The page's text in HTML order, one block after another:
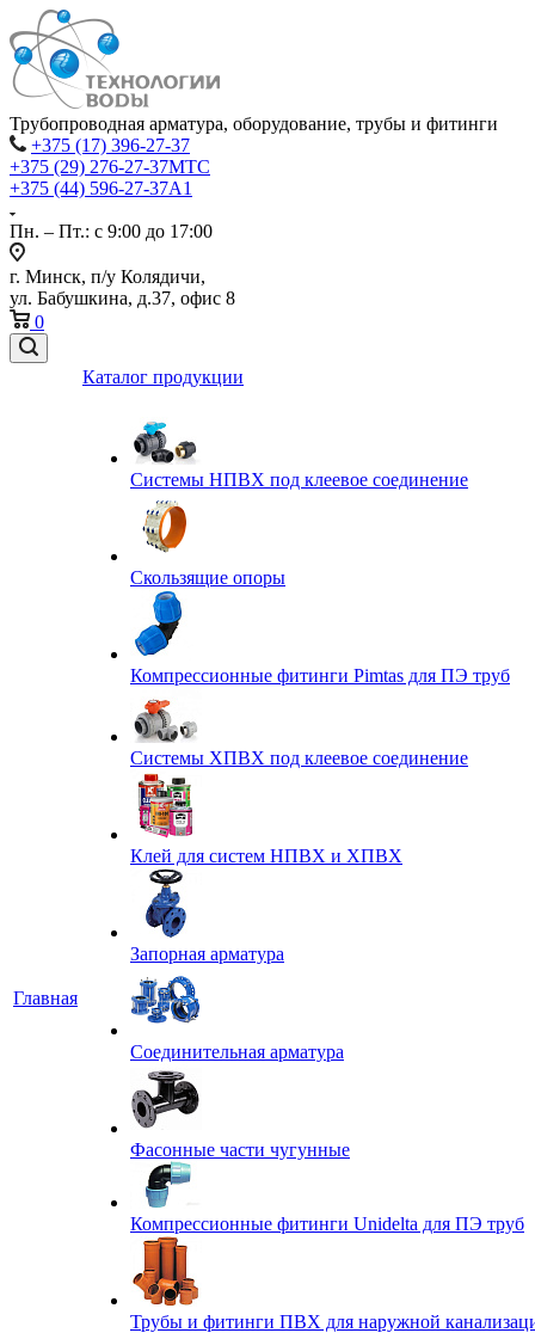
Трубопроводная арматура, оборудование, трубы и фитинги
+375 (17) 396-27-37
+375 (29) 276-27-37МТС
+375 (44) 596-27-37А1
Пн. – Пт.: с 9:00 до 17:00
г. Минск, п/у Колядичи,
ул. Бабушкина, д.37, офис 8
0
Главная
Каталог продукции
Системы НПВХ под клеевое соединение
Скользящие опоры
Компрессионные фитинги Pimtas для ПЭ труб
Системы ХПВХ под клеевое соединение
Клей для систем НПВХ и ХПВХ
Запорная арматура
Соединительная арматура
Фасонные части чугунные
Компрессионные фитинги Unidelta для ПЭ труб
Трубы и фитинги ПВХ для наружной